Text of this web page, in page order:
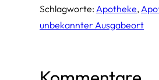
Schlagworte: Apotheke,
unbekannter Ausgabeort